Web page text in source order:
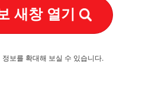
새창 열기
정보를 확대해 보실 수 있습니다.